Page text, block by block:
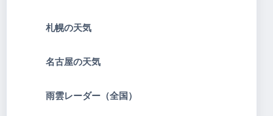
札幌の天気
名古屋の天気
雨雲レーダー（全国）